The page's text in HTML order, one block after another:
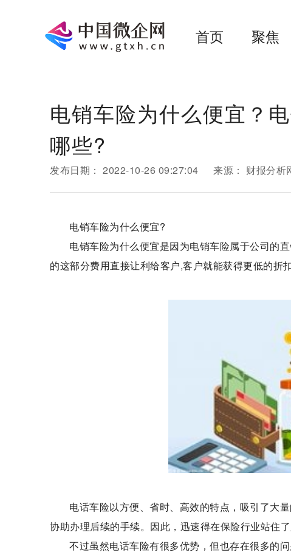
首页 聚焦
电销车险为什么便宜？
哪些?
发布日期： 2022-10-26 09:27:04 来源： 财报分析
电销车险为什么便宜?
电销车险为什么便宜是因为电销车险属于公司的
的这部分费用直接让利给客户,客户就能获得更低的折扣
电话车险以方便、省时、高效的特点，吸引了大
协助办理后续的手续。因此，迅速得在保险行业站住了
不过虽然电话车险有很多优势，但也存在很多的